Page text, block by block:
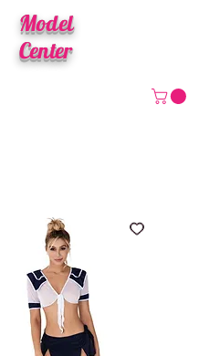
Model
Center